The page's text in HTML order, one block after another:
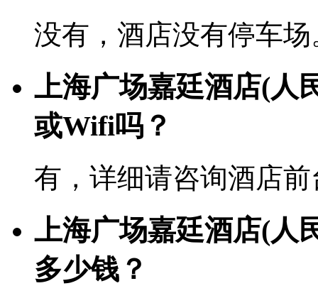
没有，酒店没有停车场
上海广场嘉廷酒店(人
或Wifi吗？
有，详细请咨询酒店前
上海广场嘉廷酒店(人
多少钱？